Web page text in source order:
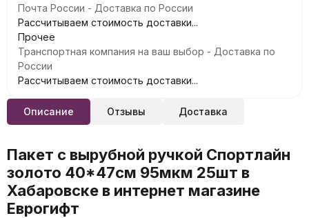
Почта России - Доставка по России
Рассчитываем стоимость доставки...
Прочее
Транспортная компания на ваш выбор - Доставка по
России
Рассчитываем стоимость доставки...
Описание Отзывы Доставка
Пакет с вырубной ручкой Спортлайн
золото 40*47см 95мкм 25шт в
Хабаровске в интернет магазине
Еврогифт